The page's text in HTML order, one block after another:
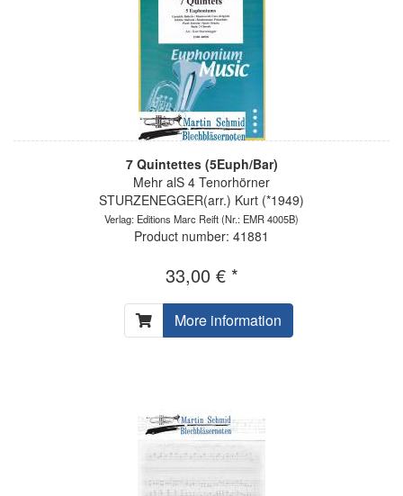
7 Quintettes (5Euph/Bar)
Mehr alS 4 Tenorhörner
STURZENEGGER(arr.) Kurt (*1949)
Verlag: Editions Marc Reift(Nr.: EMR 4005B)
Product number: 41881
33,00 € *
More information